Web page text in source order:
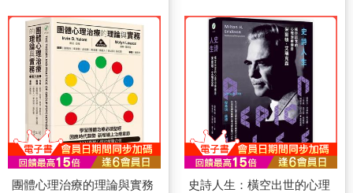
團體心理治療的理論與實務
史詩人生：橫空出世的心理